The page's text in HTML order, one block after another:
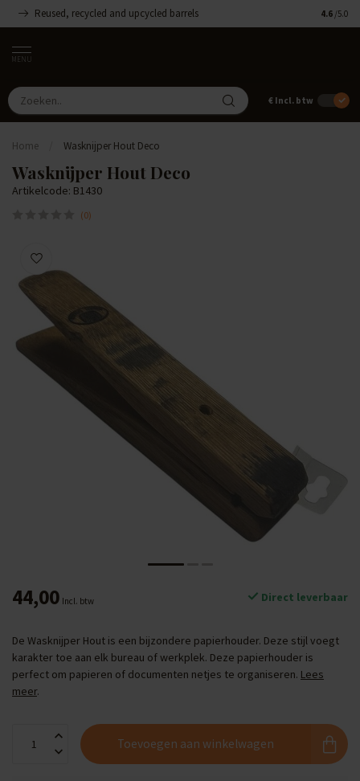
Reused, recycled and upcycled barrels 4.6 /5.0
MENU
€ Incl. btw
Home Wasknijper Hout Deco
Wasknijper Hout Deco
Artikelcode: B1430
(0)
44,00 Incl. btw Direct leverbaar
De Wasknijper Hout is een bijzondere papierhouder. Deze stijl voegt
karakter toe aan elk bureau of werkplek. Deze papierhouder is
perfect om papieren of documenten netjes te organiseren. Lees
meer.
Toevoegen aan winkelwagen